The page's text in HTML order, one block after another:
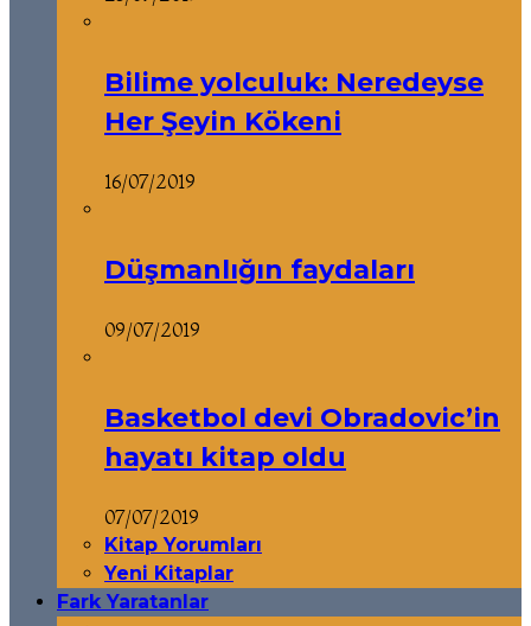
Bilime yolculuk: Neredeyse
Her Şeyin Kökeni
16/07/2019
Düşmanlığın faydaları
09/07/2019
Basketbol devi Obradovic’in
hayatı kitap oldu
07/07/2019
Kitap Yorumları
Yeni Kitaplar
Fark Yaratanlar